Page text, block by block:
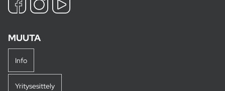
MUUTA
Info
Yritysesittely